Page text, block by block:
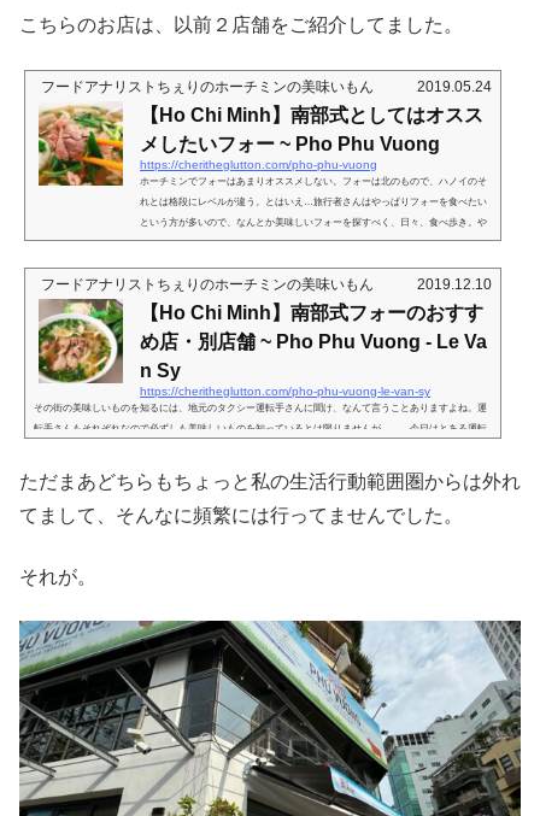
こちらのお店は、以前２店舗をご紹介してました。
フードアナリストちぇりのホーチミンの美味いもん 2019.05.24
【Ho Chi Minh】南部式としてはオスス
メしたいフォー ~ Pho Phu Vuong
https://cheritheglutton.com/pho-phu-vuong
ホーチミンでフォーはあまりオススメしない。フォーは北のもので、ハノイのそ
れとは格段にレベルが違う。とはいえ…旅行者さんはやっぱりフォーを食べたい
という方が多いので、なんとか美味しいフォーを探すべく、日々、食べ歩き。や
っとご紹介したいフォーに出会えましたよ。※こちら2024年6月の３店舗目のレポ
いエリア観光名（迷？）所のベンタン市場から南側、サイゴン川にほど近いエリ
アには、最近ガスガス飲食店ができております。対岸の４区辺りには居住...
フードアナリストちぇりのホーチミンの美味いもん 2019.12.10
【Ho Chi Minh】南部式フォーのおすす
め店・別店舗 ~ Pho Phu Vuong - Le Va
n Sy
https://cheritheglutton.com/pho-phu-vuong-le-van-sy
その街の美味しいものを知るには、地元のタクシー運転手さんに聞け、なんて言うことありますよね。運
転手さんもそれぞれなので必ずしも美味しいものを知っているとは限りませんが。。。今日はとある運転
ているのでご了承ください。お店のリサーチ車で移動している間はリサーチタイム。窓からの景色に見え
た興味深いお店はすかさず写真。写真が間に合わないときは住所を記憶してから地図にマーク。移動中は
忙しい。もしくは。。。運転手...
ただまあどちらもちょっと私の生活行動範囲圏からは外れ
てまして、そんなに頻繁には行ってませんでした。
それが。